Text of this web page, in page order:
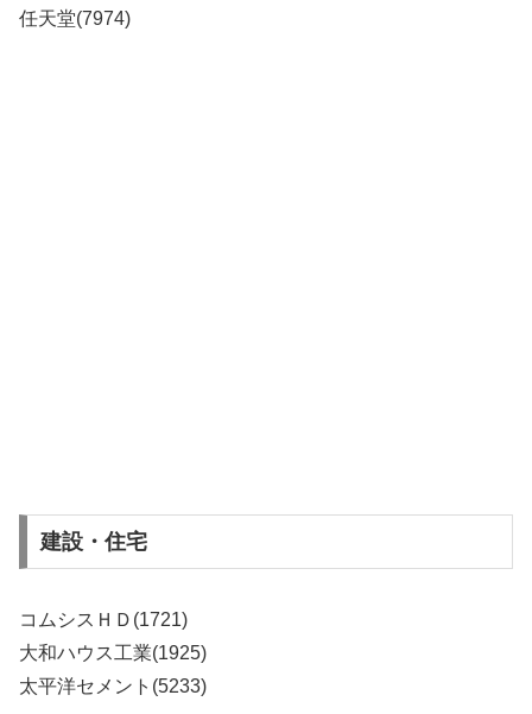
任天堂(7974)
建設・住宅
コムシスＨＤ(1721)
大和ハウス工業(1925)
太平洋セメント(5233)